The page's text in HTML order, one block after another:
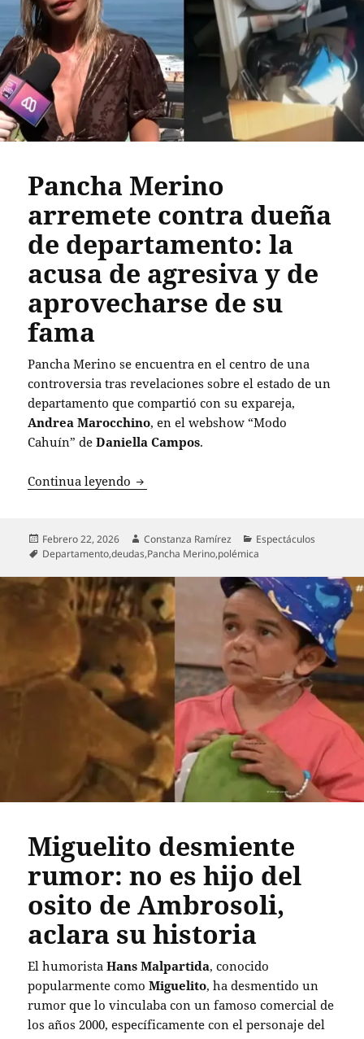
Pancha Merino
arremete contra dueña
de departamento: la
acusa de agresiva y de
aprovecharse de su
fama
Pancha Merino se encuentra en el centro de una
controversia tras revelaciones sobre el estado de un
departamento que compartió con su expareja,
Andrea Marocchino, en el webshow “Modo
Cahuín” deDaniella Campos.
Continua leyendo Pancha Merino arremete contra
Publicado
el
Febrero 22, 2026 Autor
Constanza Ramírez Categorías
Espectáculos
Etiquetas
Departamento,deudas,Pancha Merino,polémica
Miguelito desmiente
rumor: no es hijo del
osito de Ambrosoli,
aclara su historia
El humoristaHans Malpartida, conocido
popularmente comoMiguelito, ha desmentido un
rumor que lo vinculaba con un famoso comercial de
los años 2000, específicamente con el personaje del